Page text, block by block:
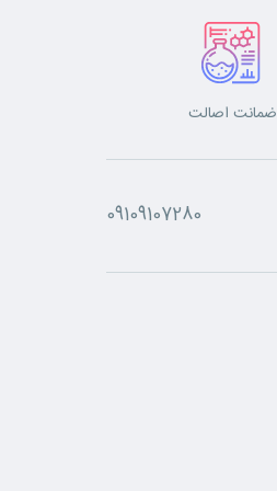
ضمانت اصالت
09109107280